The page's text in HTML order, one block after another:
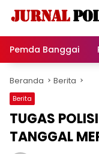
Pemda Banggai
Beranda Berita
Berita
TUGAS
TANGGAL